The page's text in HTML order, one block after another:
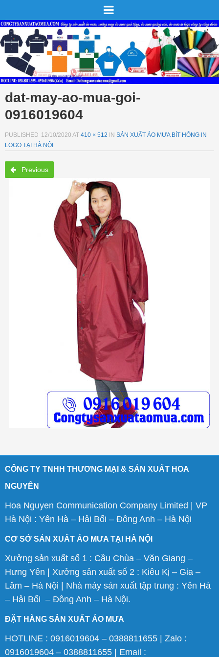
dat-may-ao-mua-goi-
0916019604
PUBLISHED 12/10/2020 AT 410 × 512 IN SẢN XUẤT ÁO MƯA BÍT HÔNG IN
LOGO TẠI HÀ NỘI
Previous
CÔNG TY TNHH THƯƠNG MẠI & SẢN XUẤT HOA
NGUYÊN
Hoa Nguyen Communication Company Limited | VP
Hà Nội : Yên Hà – Hải Bối – Đông Anh – Hà Nội
CƠ SỞ SẢN XUẤT ÁO MƯA TẠI HÀ NỘI
Xưởng sản xuất số 1 : Cầu Chùa – Văn Giang –
Hưng Yên | Xưởng sản xuất số 2 : Kiêu Kị – Gia –
Lâm – Hà Nội | Nhà máy sản xuất tập trung : Yên Hà
– Hải Bối – Đông Anh – Hà Nội.
ĐẶT HÀNG SẢN XUẤT ÁO MƯA
HOTLINE : 0916019604 – 0388811655 | Zalo :
0916019604 – 0388811655 | Email :